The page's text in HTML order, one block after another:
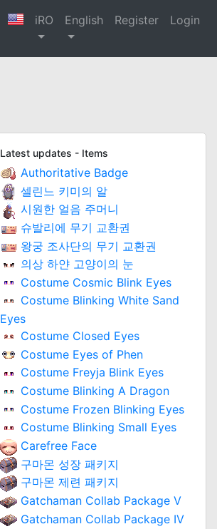
iRO English Register Login
Latest updates - Items
Authoritative Badge
셀린느 키미의 알
시원한 얼음 주머니
슈발리에 무기 교환권
왕궁 조사단의 무기 교환권
의상 하얀 고양이의 눈
Costume Cosmic Blink Eyes
Costume Blinking White Sand
Eyes
Costume Closed Eyes
Costume Eyes of Phen
Costume Freyja Blink Eyes
Costume Blinking A Dragon
Costume Frozen Blinking Eyes
Costume Blinking Small Eyes
Carefree Face
구마몬 성장 패키지
구마몬 제련 패키지
Gatchaman Collab Package V
Gatchaman Collab Package IV